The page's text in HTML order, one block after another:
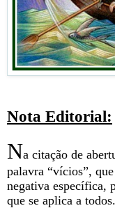
Nota Editorial:
Na citação de
palavra “vícios”,
negativa específica,
que se aplica a